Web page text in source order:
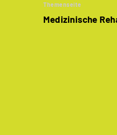
Themenseite
Medizinische